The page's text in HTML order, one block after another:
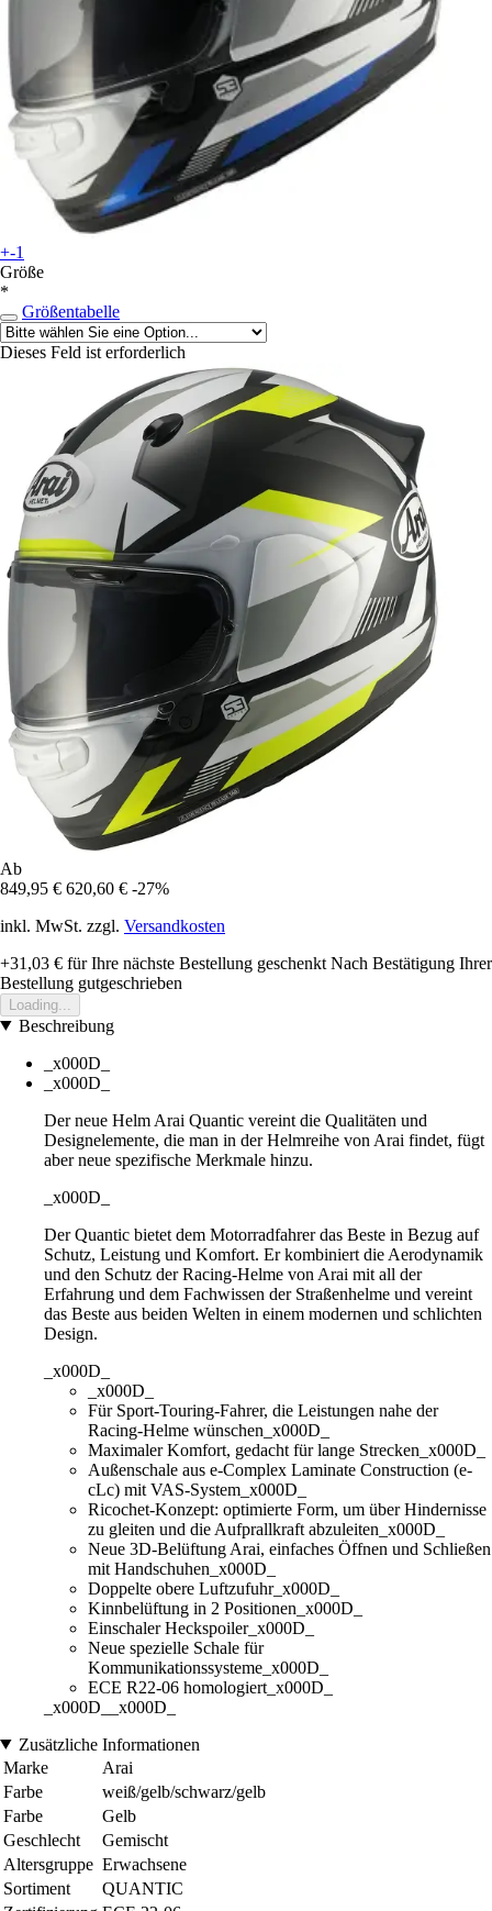
+-1
Größe
*
Größentabelle
Dieses Feld ist erforderlich
Ab
849,95 € 620,60 € -27%
inkl. MwSt. zzgl. Versandkosten
+31,03 € für Ihre nächste Bestellung geschenkt Nach Bestätigung Ihrer
Bestellung gutgeschrieben
Loading...
Beschreibung
_x000D_
_x000D_
Der neue Helm Arai Quantic vereint die Qualitäten und
Designelemente, die man in der Helmreihe von Arai findet, fügt
aber neue spezifische Merkmale hinzu.
_x000D_
Der Quantic bietet dem Motorradfahrer das Beste in Bezug auf
Schutz, Leistung und Komfort. Er kombiniert die Aerodynamik
und den Schutz der Racing-Helme von Arai mit all der
Erfahrung und dem Fachwissen der Straßenhelme und vereint
das Beste aus beiden Welten in einem modernen und schlichten
Design.
_x000D_
_x000D_
Für Sport-Touring-Fahrer, die Leistungen nahe der
Racing-Helme wünschen_x000D_
Maximaler Komfort, gedacht für lange Strecken_x000D_
Außenschale aus e-Complex Laminate Construction (e-
cLc) mit VAS-System_x000D_
Ricochet-Konzept: optimierte Form, um über Hindernisse
zu gleiten und die Aufprallkraft abzuleiten_x000D_
Neue 3D-Belüftung Arai, einfaches Öffnen und Schließen
mit Handschuhen_x000D_
Doppelte obere Luftzufuhr_x000D_
Kinnbelüftung in 2 Positionen_x000D_
Einschaler Heckspoiler_x000D_
Neue spezielle Schale für
Kommunikationssysteme_x000D_
ECE R22-06 homologiert_x000D_
_x000D__x000D_
Zusätzliche Informationen
Marke
Arai
Farbe
weiß/gelb/schwarz/gelb
Farbe
Gelb
Geschlecht
Gemischt
Altersgruppe Erwachsene
Sortiment
QUANTIC